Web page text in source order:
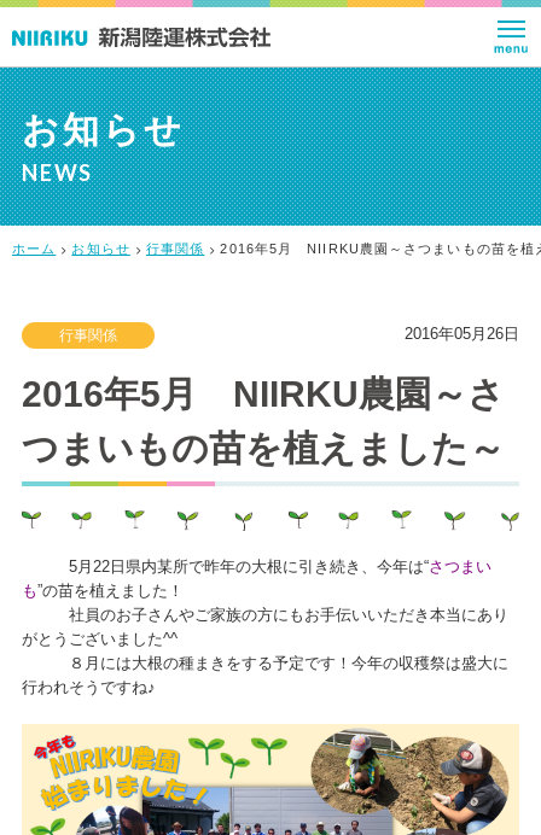
お知らせ
NEWS
ホーム お知らせ 行事関係 2016年5月 NIIRKU農園～さつまいもの苗を植
行事関係 2016年05月26日
2016年5月 NIIRKU農園～さ
つまいもの苗を植えました～
5月22日県内某所で昨年の大根に引き続き、今年は“さつまい
も”の苗を植えました！
社員のお子さんやご家族の方にもお手伝いいただき本当にあり
がとうございました^^
８月には大根の種まきをする予定です！今年の収穫祭は盛大に
行われそうですね♪